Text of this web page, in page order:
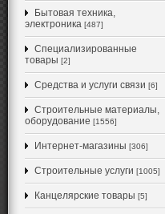
Бытовая техника,
электроника [487]
Специализированные
товары [2]
Средства и услуги связи [6]
Строительные материалы,
оборудование [1556]
Интернет-магазины [306]
Строительные услуги [1005]
Канцелярские товары [5]